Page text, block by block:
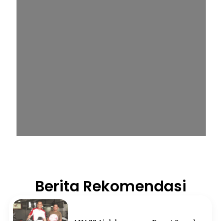
Berita Rekomendasi